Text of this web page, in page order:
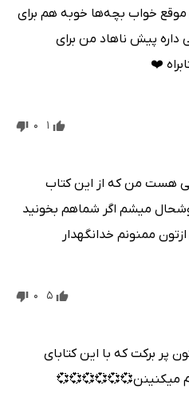
خواب بچه‌ها خوبه هم برای
داره پیش ناهاد من برای
❤️
1
0
هست من که از این کتاب
میشم اگر شماهم بخونید
ممنونم خدانگهدار
5
0
پر برکت که با این کتابای
میکنینن💞💞💞💞💞💞